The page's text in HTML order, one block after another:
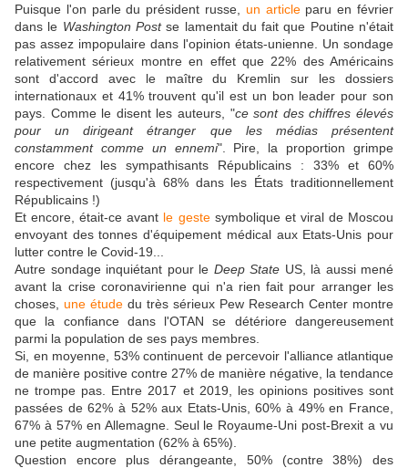
Puisque l'on parle du président russe, un articleparu en février
dans le Washington Postse lamentait du fait que Poutine n'était
pas assez impopulaire dans l'opinion états-unienne. Un sondage
relativement sérieux montre en effet que 22% des Américains
sont d'accord avec le maître du Kremlin sur les dossiers
internationaux et 41% trouvent qu'il est un bon leader pour son
pays. Comme le disent les auteurs, "ce sont des chiffres élevés
pour un dirigeant étranger que les médias présentent
constamment comme un ennemi". Pire, la proportion grimpe
encore chez les sympathisants Républicains : 33% et 60%
respectivement (jusqu'à 68% dans les États traditionnellement
Républicains !)
Et encore, était-ce avant le gestesymbolique et viral de Moscou
envoyant des tonnes d'équipement médical aux Etats-Unis pour
lutter contre le Covid-19...
Autre sondage inquiétant pour le Deep State US, là aussi mené
avant la crise coronavirienne qui n'a rien fait pour arranger les
choses, une étude du très sérieux Pew Research Center montre
que la confiance dans l'OTAN se détériore dangereusement
parmi la population de ses pays membres.
Si, en moyenne, 53% continuent de percevoir l'alliance atlantique
de manière positive contre 27% de manière négative, la tendance
ne trompe pas. Entre 2017 et 2019, les opinions positives sont
passées de 62% à 52% aux Etats-Unis, 60% à 49% en France,
67% à 57% en Allemagne. Seul le Royaume-Uni post-Brexit a vu
une petite augmentation (62% à 65%).
Question encore plus dérangeante, 50% (contre 38%) des